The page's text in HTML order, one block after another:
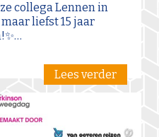
collega Lennen in
liefst 15 jaar
Lees verder